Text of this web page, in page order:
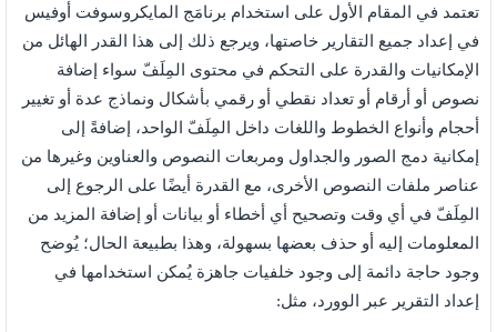
تعتمد في المقام الأول على استخدام برنامَج المايكروسوفت أوفيس
في إعداد جميع التقارير خاصتها، ويرجع ذلك إلى هذا القدر الهائل من
الإمكانيات والقدرة على التحكم في محتوى المِلَفّ سواء إضافة
نصوص أو أرقام أو تعداد نقطي أو رقمي بأشكال ونماذج عدة أو تغيير
أحجام وأنواع الخطوط واللغات داخل المِلَفّ الواحد، إضافةً إلى
إمكانية دمج الصور والجداول ومربعات النصوص والعناوين وغيرها من
عناصر ملفات النصوص الأخرى، مع القدرة أيضًا على الرجوع إلى
المِلَفّ في أي وقت وتصحيح أي أخطاء أو بيانات أو إضافة المزيد من
المعلومات إليه أو حذف بعضها بسهولة، وهذا بطبيعة الحال؛ يُوضح
وجود حاجة دائمة إلى وجود خلفيات جاهزة يُمكن استخدامها في
إعداد التقرير عبر الوورد، مثل: